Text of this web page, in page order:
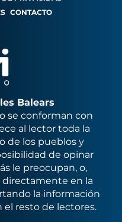
CONTACTO
Balears
se conforman con
al lector toda la
de los pueblos y
de opinar
le preocupan, o,
directamente en la
la información
resto de lectores.